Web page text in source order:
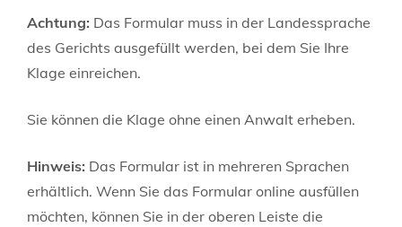
Achtung: Das Formular muss in der Landessprache
des Gerichts ausgefüllt werden, bei dem Sie Ihre
Klage einreichen.
Sie können die Klage ohne einen Anwalt erheben.
Hinweis: Das Formular ist in mehreren Sprachen
erhältlich. Wenn Sie das Formular online ausfüllen
möchten, können Sie in der oberen Leiste die